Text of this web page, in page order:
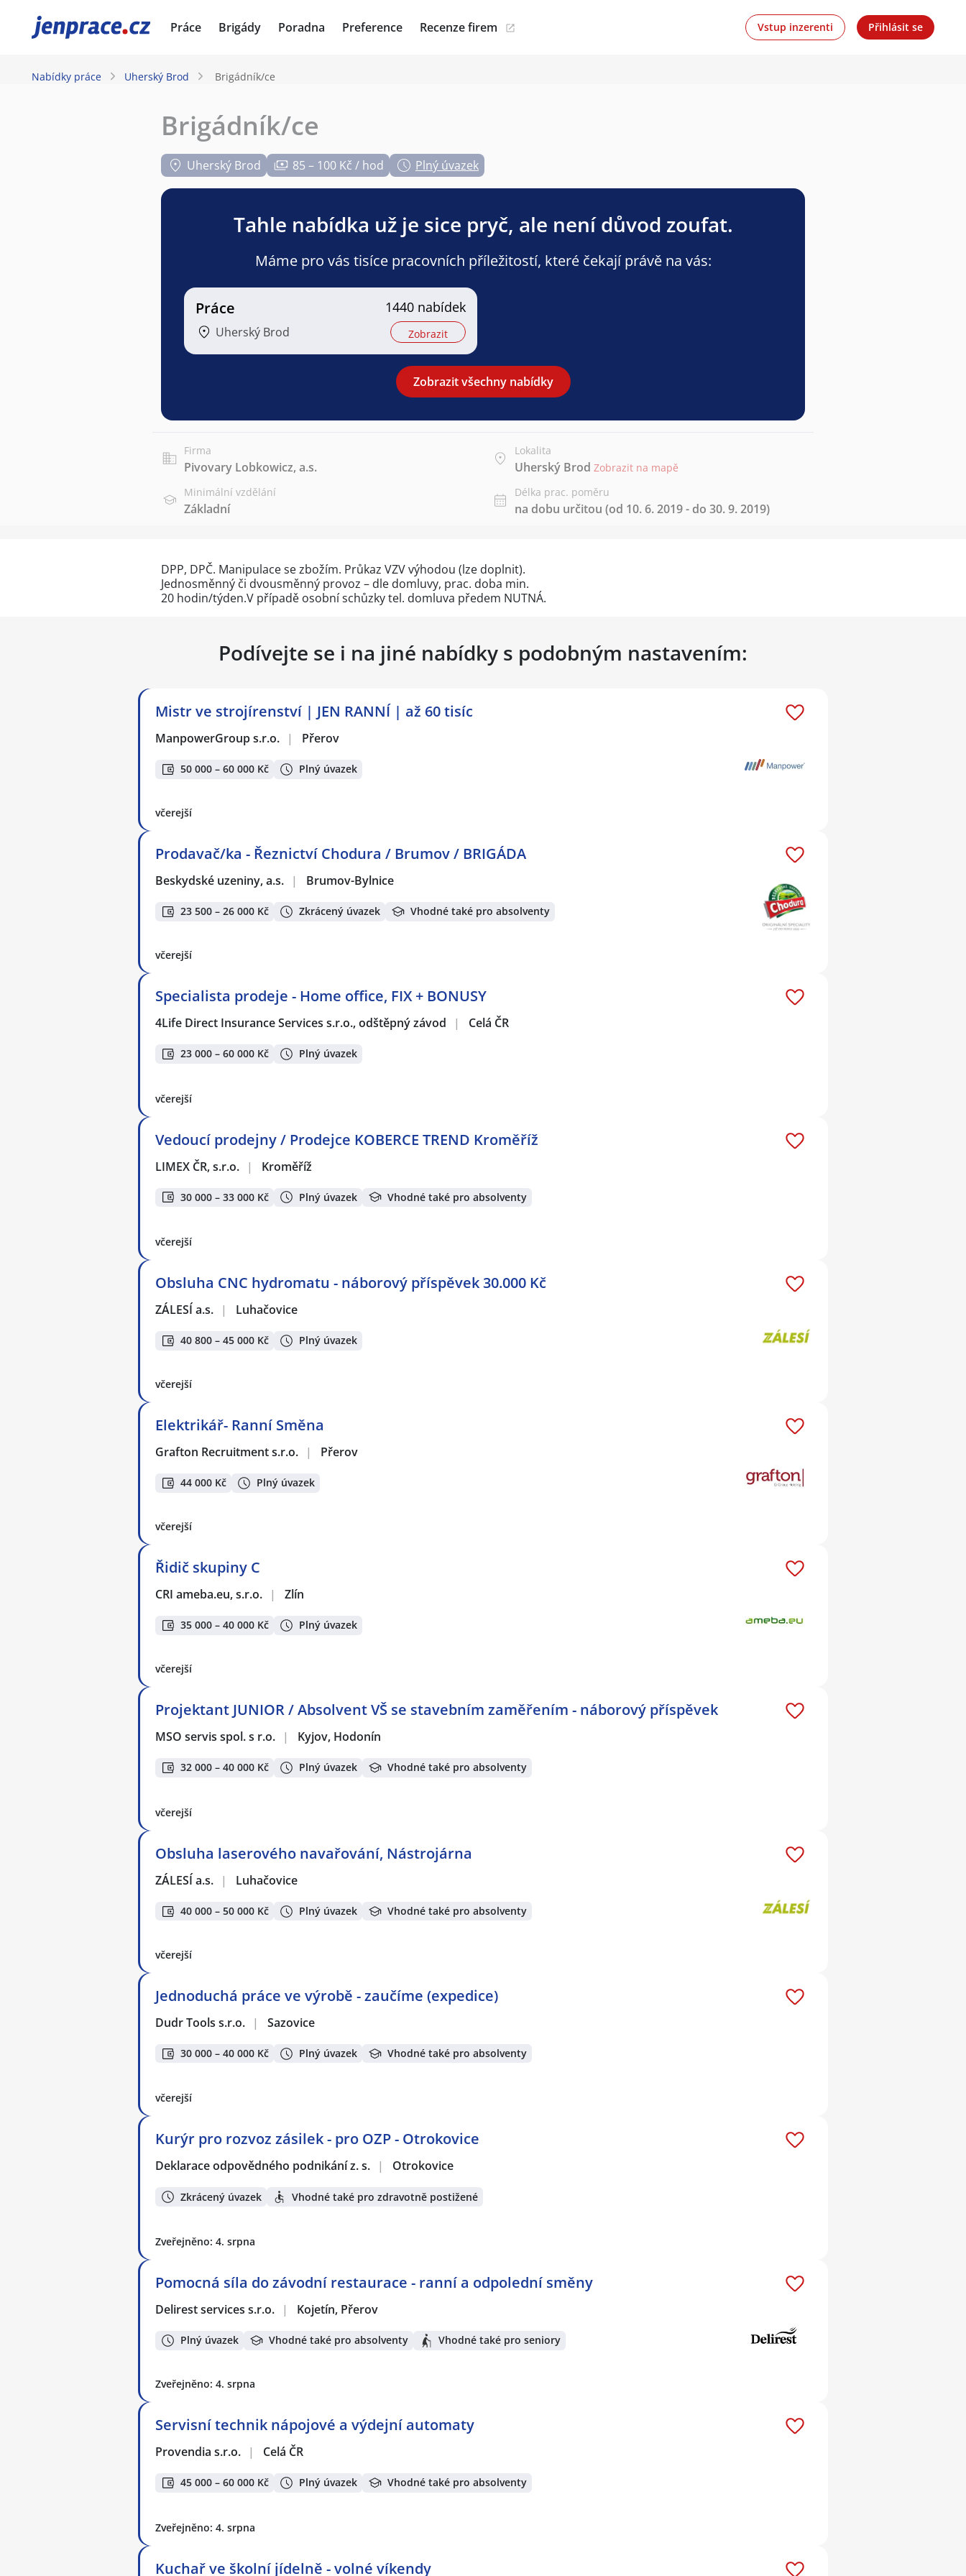
JenPráce.cz Práce Brigády Poradna Preference Recenze firem Vstup inzerenti Přihlásit se
Nabídky práce Uherský Brod Brigádník/ce
Brigádník/ce
Uherský Brod 85 – 100 Kč / hod Plný úvazek
Tahle nabídka už je sice pryč, ale není důvod zoufat.
Máme pro vás tisíce pracovních příležitostí, které čekají právě na vás:
Práce
Uherský Brod
1440 nabídek
Zobrazit
Zobrazit všechny nabídky
Firma
Pivovary Lobkowicz, a.s.
Lokalita
Uherský Brod Zobrazit na mapě
Minimální vzdělání
Základní
Délka prac. poměru
na dobu určitou (od 10. 6. 2019 - do 30. 9. 2019)
DPP, DPČ. Manipulace se zbožím. Průkaz VZV výhodou (lze doplnit).
Jednosměnný či dvousměnný provoz – dle domluvy, prac. doba min.
20 hodin/týden.V případě osobní schůzky tel. domluva předem NUTNÁ.
Podívejte se i na jiné nabídky s podobným nastavením:
Mistr ve strojírenství | JEN RANNÍ | až 60 tisíc
ManpowerGroup s.r.o. | Přerov
50 000 – 60 000 Kč Plný úvazek
včerejší
Prodavač/ka - Řeznictví Chodura / Brumov / BRIGÁDA
Beskydské uzeniny, a.s. | Brumov-Bylnice
23 500 – 26 000 Kč Zkrácený úvazek Vhodné také pro absolventy
včerejší
Specialista prodeje - Home office, FIX + BONUSY
4Life Direct Insurance Services s.r.o., odštěpný závod | Celá ČR
23 000 – 60 000 Kč Plný úvazek
včerejší
Vedoucí prodejny / Prodejce KOBERCE TREND Kroměříž
LIMEX ČR, s.r.o. | Kroměříž
30 000 – 33 000 Kč Plný úvazek Vhodné také pro absolventy
včerejší
Obsluha CNC hydromatu - náborový příspěvek 30.000 Kč
ZÁLESÍ a.s. | Luhačovice
40 800 – 45 000 Kč Plný úvazek
včerejší
Elektrikář- Ranní Směna
Grafton Recruitment s.r.o. | Přerov
44 000 Kč Plný úvazek
včerejší
Řidič skupiny C
CRI ameba.eu, s.r.o. | Zlín
35 000 – 40 000 Kč Plný úvazek
včerejší
Projektant JUNIOR / Absolvent VŠ se stavebním zaměřením - náborový příspěvek
MSO servis spol. s r.o. | Kyjov, Hodonín
32 000 – 40 000 Kč Plný úvazek Vhodné také pro absolventy
včerejší
Obsluha laserového navařování, Nástrojárna
ZÁLESÍ a.s. | Luhačovice
40 000 – 50 000 Kč Plný úvazek Vhodné také pro absolventy
včerejší
Jednoduchá práce ve výrobě - zaučíme (expedice)
Dudr Tools s.r.o. | Sazovice
30 000 – 40 000 Kč Plný úvazek Vhodné také pro absolventy
včerejší
Kurýr pro rozvoz zásilek - pro OZP - Otrokovice
Deklarace odpovědného podnikání z. s. | Otrokovice
Zkrácený úvazek Vhodné také pro zdravotně postižené
Zveřejněno: 4. srpna
Pomocná síla do závodní restaurace - ranní a odpolední směny
Delirest services s.r.o. | Kojetín, Přerov
Plný úvazek Vhodné také pro absolventy Vhodné také pro seniory
Zveřejněno: 4. srpna
Servisní technik nápojové a výdejní automaty
Provendia s.r.o. | Celá ČR
45 000 – 60 000 Kč Plný úvazek Vhodné také pro absolventy
Zveřejněno: 4. srpna
Kuchař ve školní jídelně - volné víkendy